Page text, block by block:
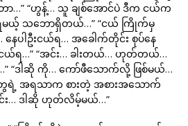
ာ…” “ဟွန့်… သူ ချစ်အောင်ပဲ ဒီက ငယ်က
ယ့် သဘောရှိတယ်…” “ငယ် ကြိုက်မှ
ပါဦးငယ်ရ… အခေါက်တိုင်း စုပ်နေ
ရ…” “အင်း… ခါးတယ်… ဟုတ်တယ်…
“ဒါဆို ကို… ကော်ဖီသောက်လို့ ဖြစ်မယ်…
အရသာက စားတဲ့ အစားအသောက်
… ဒါဆို ဟုတ်လိမ့်မယ်…”